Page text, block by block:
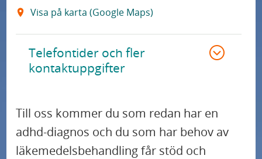
Visa på karta (Google Maps)
Telefontider och fler
kontaktuppgifter
Till oss kommer du som redan har en
adhd-diagnos och du som har behov av
läkemedelsbehandling får stöd och